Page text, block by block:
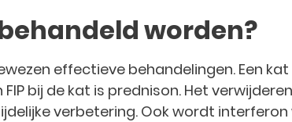
behandeld worden?
effectieve behandelingen. Een
bij de kat is prednison. Het
verbetering. Ook wordt